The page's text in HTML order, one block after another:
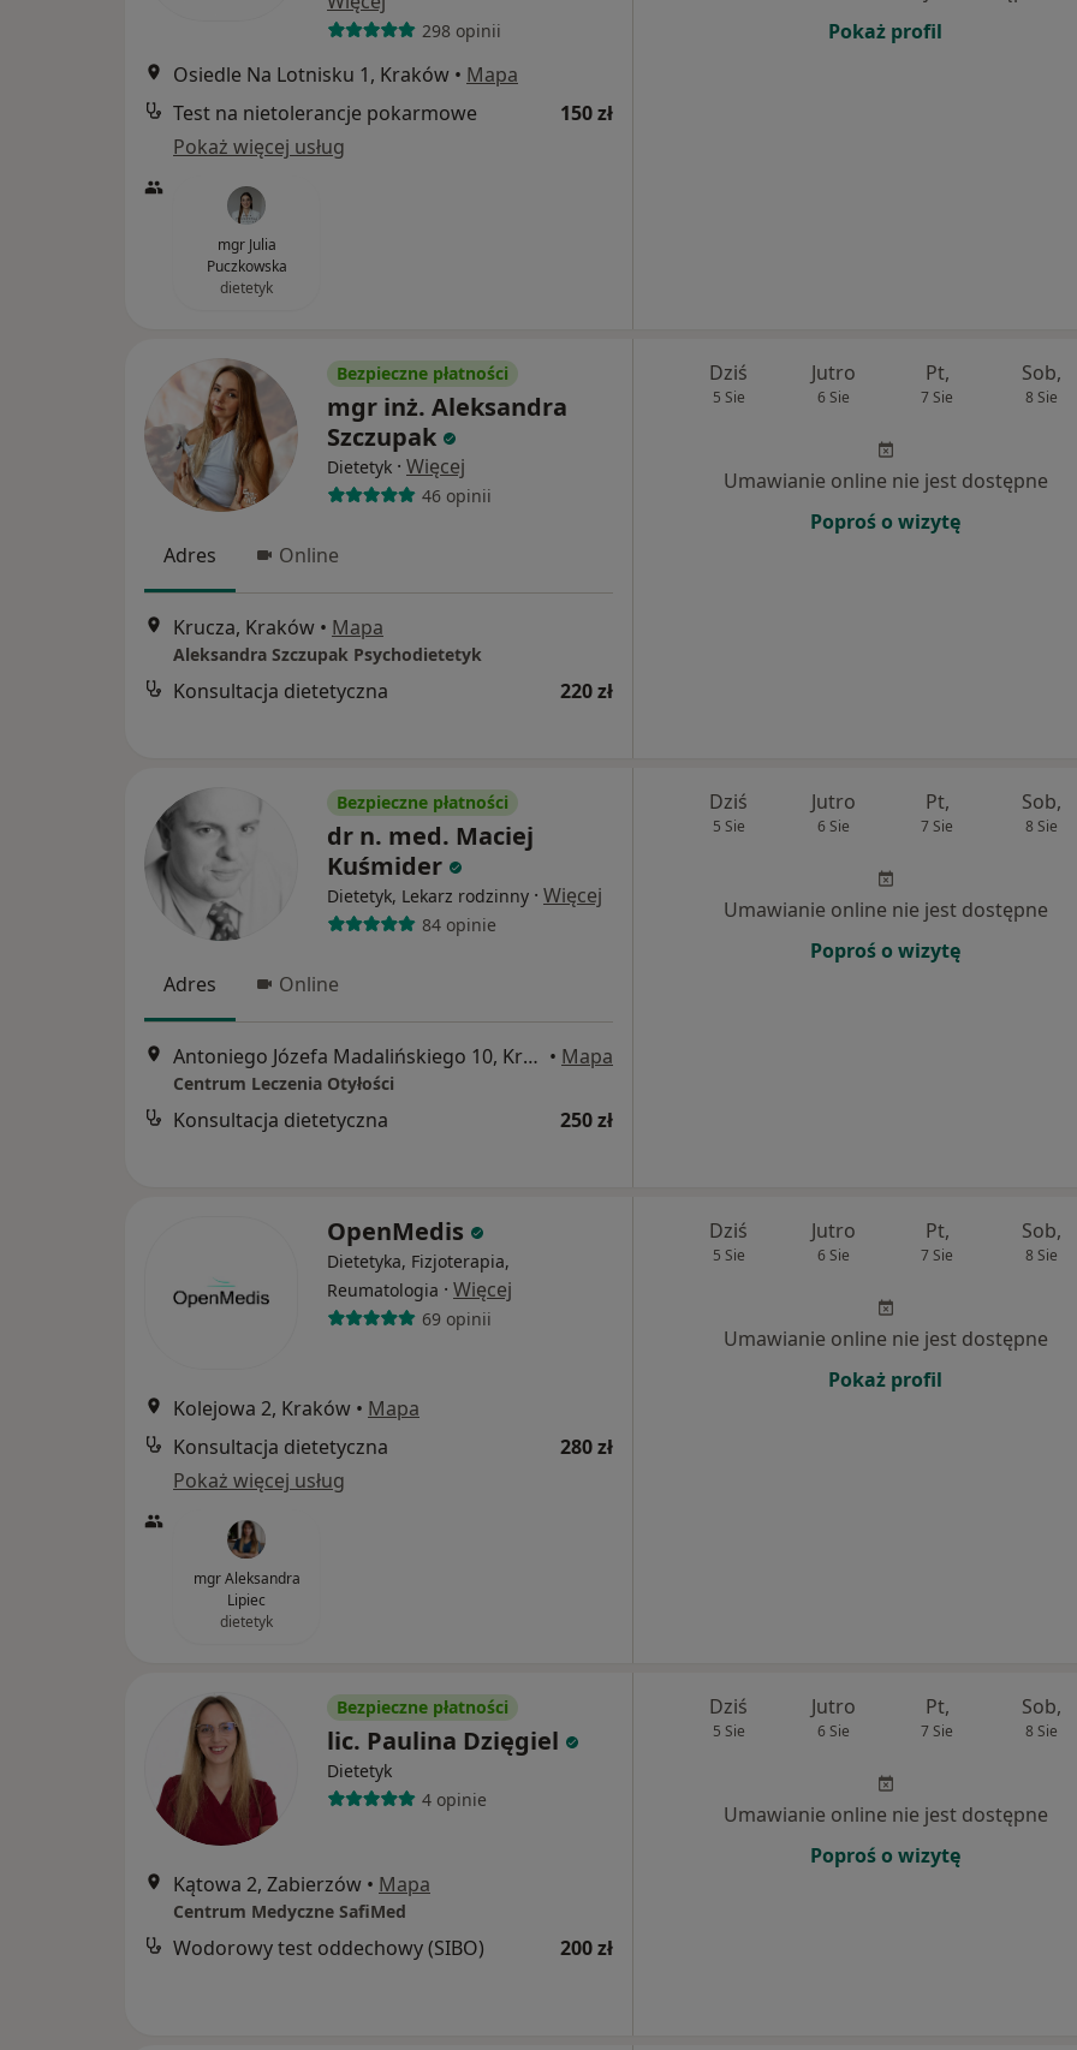
298 opinii
Osiedle Na Lotnisku 1, Kraków • Mapa
Test na nietolerancje pokarmowe
150 zł
Pokaż więcej usług
mgr Julia
Puczkowska
dietetyk
Pokaż profil
Bezpieczne płatności
mgr inż. Aleksandra
Szczupak
Dietetyk · Więcej
46 opinii
Adres Online
Krucza, Kraków • Mapa
Aleksandra Szczupak Psychodietetyk
Konsultacja dietetyczna 220 zł
Dziś
5 Sie
Jutro
6 Sie
Pt,
7 Sie
Sob,
8 Sie
Umawianie online nie jest dostępne
Poproś o wizytę
Bezpieczne płatności
dr n. med. Maciej
Kuśmider
Dietetyk, Lekarz rodzinny · Więcej
84 opinie
Adres Online
Antoniego Józefa Madalińskiego 10, Kraków • Mapa
Centrum Leczenia Otyłości
Konsultacja dietetyczna 250 zł
Dziś
5 Sie
Jutro
6 Sie
Pt,
7 Sie
Sob,
8 Sie
Umawianie online nie jest dostępne
Poproś o wizytę
OpenMedis
Dietetyka, Fizjoterapia,
Reumatologia · Więcej
69 opinii
Kolejowa 2, Kraków • Mapa
Konsultacja dietetyczna
280 zł
Pokaż więcej usług
mgr Aleksandra
Lipiec
dietetyk
Dziś
5 Sie
Jutro
6 Sie
Pt,
7 Sie
Sob,
8 Sie
Umawianie online nie jest dostępne
Pokaż profil
Bezpieczne płatności
lic. Paulina Dzięgiel
Dietetyk
4 opinie
Kątowa 2, Zabierzów • Mapa
Centrum Medyczne SafiMed
Wodorowy test oddechowy (SIBO) 200 zł
Dziś
5 Sie
Jutro
6 Sie
Pt,
7 Sie
Sob,
8 Sie
Umawianie online nie jest dostępne
Poproś o wizytę